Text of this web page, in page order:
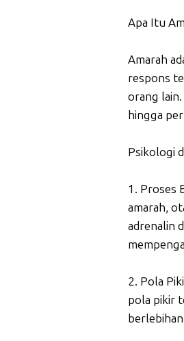
Apa Itu
Amarah
respons
orang lain.
hingga
Psikologi
1. Proses
amarah,
adrenalin
2. Pola
pola pikir